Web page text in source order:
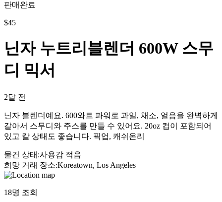
판매완료
$45
닌자 누트리블렌더 600W 스무
디 믹서
2달 전
닌자 블렌더예요. 600와트 파워로 과일, 채소, 얼음을 완벽하게
갈아서 스무디와 주스를 만들 수 있어요. 20oz 컵이 포함되어
있고 칼 상태도 좋습니다. 픽업, 캐쉬온리
물건 상태 :사용감 적음
희망 거래 장소:Koreatown, Los Angeles
18명 조회